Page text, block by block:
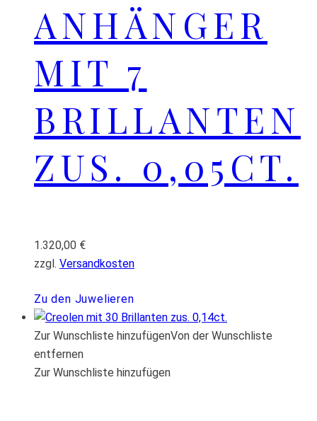
ANHÄNGER
MIT 7
BRILLANTEN
ZUS. 0,05CT.
1.320,00 €
zzgl. Versandkosten
Zu den Juwelieren
Zur Wunschliste hinzufügenVon der Wunschliste
entfernen
Zur Wunschliste hinzufügen